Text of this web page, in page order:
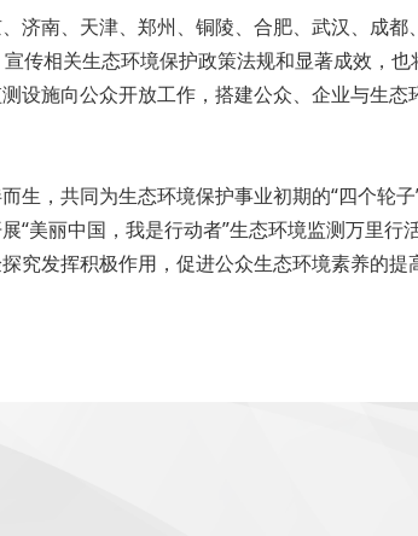
济南、天津、郑州、铜陵、合肥、武汉、成
传相关生态环境保护政策法规和显著成效，
设施向公众开放工作，搭建公众、企业与生
，共同为生态环境保护事业初期的“四个轮子
美丽中国，我是行动者”生态环境监测万里
发挥积极作用，促进公众生态环境素养的提